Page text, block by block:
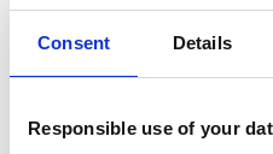
Consent Details
Responsible use of your
Bekijk alle Ansi integraties